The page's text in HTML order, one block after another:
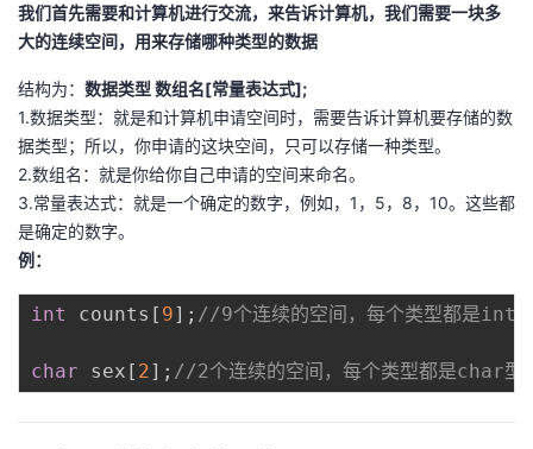
动
关
注
的
开
发
者
学
堂
我
我
的
Programs
我
的
支
持
我
的
我
我们首先需要和计算机进行交流，来告诉计算机，我们需要一块多
大的连续空间，用来存储哪种类型的数据
结构为： 数据类型 数组名[常量表达式];
1.数据类型：就是和计算机申请空间时，需要告诉计算机要存储的数
据类型；所以，你申请的这块空间，只可以存储一种类型。
2.数组名：就是你给你自己申请的空间来命名。
3.常量表达式：就是一个确定的数字，例如，1，5，8，10。这些都
是确定的数字。
例：
int counts [ 9] ; //9个连续的空间，每个类型都是int
char sex [ 2] ; //2个连续的空间，每个类型都是char型